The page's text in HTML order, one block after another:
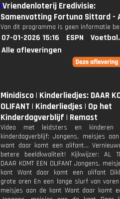
Vriendenloterij Eredivisie:
Samenvatting Fortuna Sittard -
Van dit programma is geen informatie
07-01-2026 15:16 ESPN
Alle afleveringen
Minidisco | Kinderliedjes: DAAR
OLIFANT | Kinderliedjes | Op het
Kinderdagverblijf | Remast
Video met leidsters en kinderen
kinderdagverblijf: Jongens, meisjes
want daar komt een olifant…
betere beeldkwaliteit! Kijkwijzer: AL
DAAR KOMT EEN OLIFANT Jongens,
kant Want daar komt een olifant
grote oren En een lange slurf van
meisjes aan de kant Want daar komt